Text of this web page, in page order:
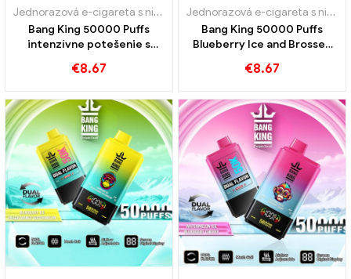
Jednorazová e-cigareta s nikotínom ,Jednorazové e-cigarety,
Bang King 50000 Puffs
intenzívne potešenie s
čučoriedky maliny
€8.67
Jednorazová e-cigareta s nikotínom
Bang King 50000 Puffs
Blueberry Ice and Brossen
Vlaky
€8.67